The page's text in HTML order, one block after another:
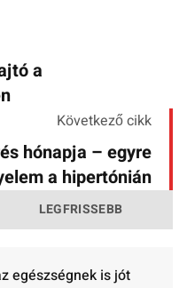
a
Következő cikk
hónapja – egyre
a hipertónián
LEGFRISSEBB
egészségnek is jót